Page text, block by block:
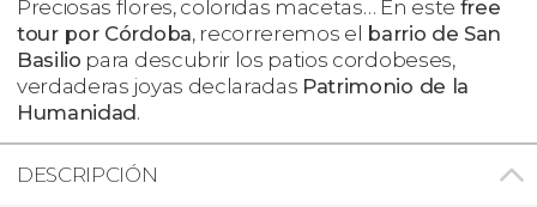
Preciosas flores, coloridas macetas… En este free
tour por Córdoba, recorreremos el barrio de San
Basilio para descubrir los patios cordobeses,
verdaderas joyas declaradas Patrimonio de la
Humanidad.
DESCRIPCIÓN